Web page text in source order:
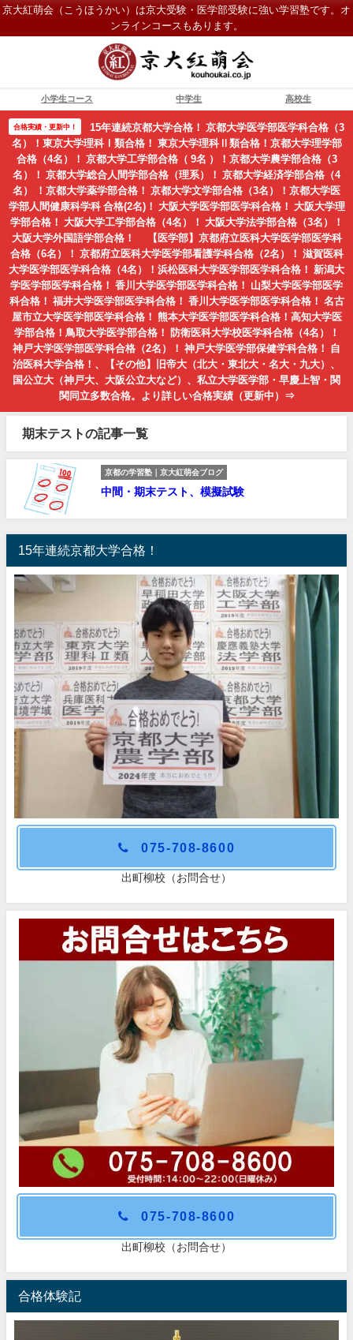
京大紅萌会（こうほうかい）は京大受験・医学部受験に強い学習塾です。オ
ンラインコースもあります。
小学生コース 中学生 高校生
合格実績・更新中！
15年連続京都大学合格！ 京都大学医学部医学科合格（3
名）！東京大学理科Ⅰ類合格！ 東京大学理科Ⅱ類合格！京都大学理学部
合格（4名）！ 京都大学工学部合格（ 9名 ）！京都大学農学部合格（3
名）！ 京都大学総合人間学部合格（理系）！ 京都大学経済学部合格（4
名） ！京都大学薬学部合格！ 京都大学文学部合格（3名）！京都大学医
学部人間健康科学科 合格(2名)！ 大阪大学医学部医学科合格！ 大阪大学理
学部合格！ 大阪大学工学部合格（4名）！ 大阪大学法学部合格（3名）！
大阪大学外国語学部合格！ 【医学部】京都府立医科大学医学部医学科
合格（6名）！ 京都府立医科大学医学部看護学科合格（2名）！ 滋賀医科
大学医学部医学科合格（4名）！浜松医科大学医学部医学科合格！ 新潟大
学医学部医学科合格！ 香川大学医学部医学科合格！ 山梨大学医学部医学
科合格！ 福井大学医学部医学科合格！ 香川大学医学部医学科合格！ 名古
屋市立大学医学部医学科合格！ 熊本大学医学部医学科合格！高知大学医
学部合格！鳥取大学医学部合格！ 防衛医科大学校医学科合格（4名）！
神戸大学医学部医学科合格（2名）！ 神戸大学医学部保健学科合格！ 自
治医科大学合格！、【その他】旧帝大（北大・東北大・名大・九大）、
国公立大（神戸大、大阪公立大など）、私立大学医学部・早慶上智・関
関同立多数合格。より詳しい合格実績（更新中）⇒
期末テストの記事一覧
京都の学習塾｜京大紅萌会ブログ
中間・期末テスト、模擬試験
15年連続京都大学合格！
075-708-8600
出町柳校（お問合せ）
075-708-8600
出町柳校（お問合せ）
合格体験記